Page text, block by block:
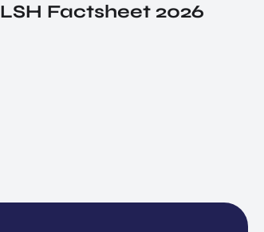
LSH Factsheet 2026